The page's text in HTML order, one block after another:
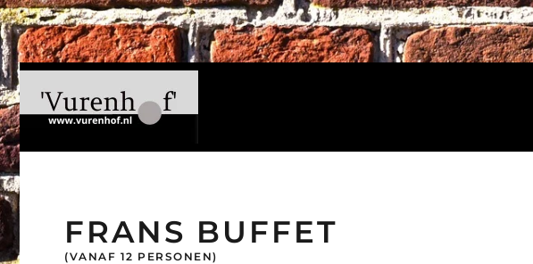
Skip
to
main
content
FRANS BUFFET
(VANAF 12 PERSONEN)